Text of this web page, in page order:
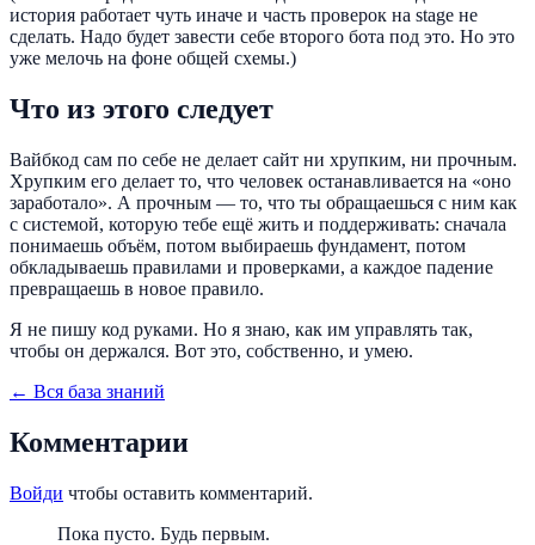
история работает чуть иначе и часть проверок на stage не
сделать. Надо будет завести себе второго бота под это. Но это
уже мелочь на фоне общей схемы.)
Что из этого следует
Вайбкод сам по себе не делает сайт ни хрупким, ни прочным.
Хрупким его делает то, что человек останавливается на «оно
заработало». А прочным — то, что ты обращаешься с ним как
с системой, которую тебе ещё жить и поддерживать: сначала
понимаешь объём, потом выбираешь фундамент, потом
обкладываешь правилами и проверками, а каждое падение
превращаешь в новое правило.
Я не пишу код руками. Но я знаю, как им управлять так,
чтобы он держался. Вот это, собственно, и умею.
← Вся база знаний
Комментарии
Войди чтобы оставить комментарий.
Пока пусто. Будь первым.